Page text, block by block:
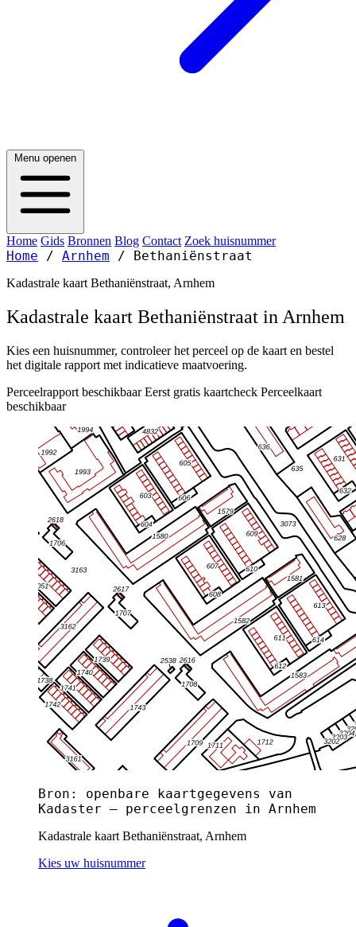
Menu openen
Home Gids Bronnen Blog Contact Zoek huisnummer
Home / Arnhem / Bethaniënstraat
Kadastrale kaart Bethaniënstraat, Arnhem
Kadastrale kaart Bethaniënstraat in Arnhem
Kies een huisnummer, controleer het perceel op de kaart en bestel
het digitale rapport met indicatieve maatvoering.
Perceelrapport beschikbaar Eerst gratis kaartcheck Perceelkaart
beschikbaar
Bron: openbare kaartgegevens van
Kadaster — perceelgrenzen in Arnhem
Kadastrale kaart Bethaniënstraat, Arnhem
Kies uw huisnummer